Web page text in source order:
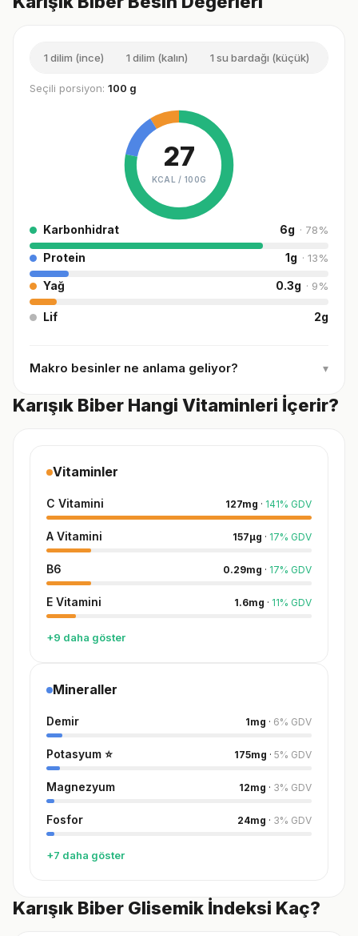
1 dilim (ince) 1 dilim (kalın) 1 su bardağı (küçük)
Seçili porsiyon: 100 g
27
KCAL / 100G
Karbonhidrat 6g · 78%
Protein 1g · 13%
Yağ 0.3g · 9%
Lif 2g
Makro besinler ne anlama geliyor? ▾
Karışık Biber Hangi Vitaminleri İçerir?
Vitaminler
C Vitamini 127mg · 141% GDV
A Vitamini 157µg · 17% GDV
B6 0.29mg · 17% GDV
E Vitamini 1.6mg · 11% GDV
+9 daha göster
Mineraller
Demir 1mg · 6% GDV
Potasyum ⭐ 175mg · 5% GDV
Magnezyum 12mg · 3% GDV
Fosfor 24mg · 3% GDV
+7 daha göster
Karışık Biber Glisemik İndeksi Kaç?